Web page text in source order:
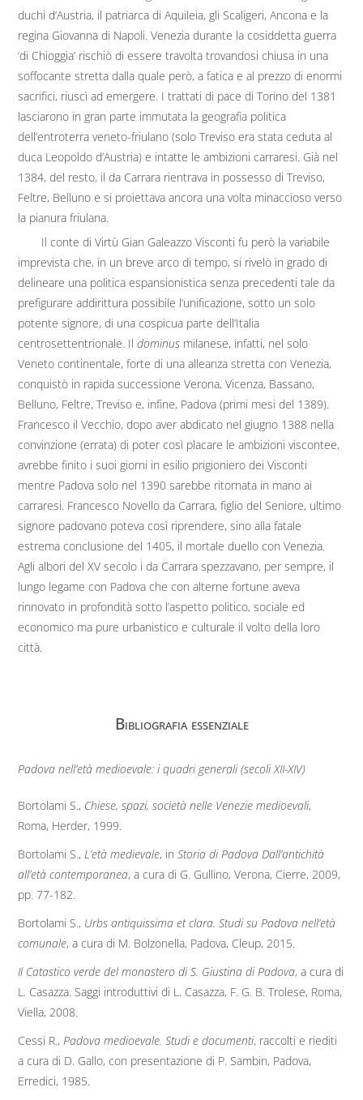
duchi d’Austria, il patriarca di Aquileia, gli Scaligeri, Ancona e la
regina Giovanna di Napoli. Venezia durante la cosiddetta guerra
‘di Chioggia’ rischiò di essere travolta trovandosi chiusa in una
soffocante stretta dalla quale però, a fatica e al prezzo di enormi
sacrifici, riuscì ad emergere. I trattati di pace di Torino del 1381
lasciarono in gran parte immutata la geografia politica
dell’entroterra veneto-friulano (solo Treviso era stata ceduta al
duca Leopoldo d’Austria) e intatte le ambizioni carraresi. Già nel
1384, del resto, il da Carrara rientrava in possesso di Treviso,
Feltre, Belluno e si proiettava ancora una volta minaccioso verso
la pianura friulana.
Il conte di Virtù Gian Galeazzo Visconti fu però la variabile
imprevista che, in un breve arco di tempo, si rivelò in grado di
delineare una politica espansionistica senza precedenti tale da
prefigurare addirittura possibile l’unificazione, sotto un solo
potente signore, di una cospicua parte dell’Italia
centrosettentrionale. Ildominus milanese, infatti, nel solo
Veneto continentale, forte di una alleanza stretta con Venezia,
conquistò in rapida successione Verona, Vicenza, Bassano,
Belluno, Feltre, Treviso e, infine, Padova (primi mesi del 1389).
Francesco il Vecchio, dopo aver abdicato nel giugno 1388 nella
convinzione (errata) di poter così placare le ambizioni viscontee,
avrebbe finito i suoi giorni in esilio prigioniero dei Visconti
mentre Padova solo nel 1390 sarebbe ritornata in mano ai
carraresi. Francesco Novello da Carrara, figlio del Seniore, ultimo
signore padovano poteva così riprendere, sino alla fatale
estrema conclusione del 1405, il mortale duello con Venezia.
Agli albori del XV secolo i da Carrara spezzavano, per sempre, il
lungo legame con Padova che con alterne fortune aveva
rinnovato in profondità sotto l’aspetto politico, sociale ed
economico ma pure urbanistico e culturale il volto della loro
città.
Bibliografia essenziale
Padova nell’età medioevale: i quadri generali (secoli XII-XIV)
Bortolami S., Chiese, spazi, società nelle Venezie medioevali,
Roma, Herder, 1999.
Bortolami S., L’età medievale, in Storia di Padova Dall’antichità
all’età contemporanea, a cura di G. Gullino, Verona, Cierre, 2009,
pp. 77-182.
Bortolami S., Urbs antiquissima et clara. Studi su Padova nell’età
comunale, a cura di M. Bolzonella, Padova, Cleup, 2015.
Il Catastico verde del monastero di S. Giustina di Padova, a cura di
L. Casazza. Saggi introduttivi di L. Casazza, F. G. B. Trolese, Roma,
Viella, 2008.
Cessi R., Padova medioevale. Studi e documenti, raccolti e riediti
a cura di D. Gallo, con presentazione di P. Sambin, Padova,
Erredici, 1985.